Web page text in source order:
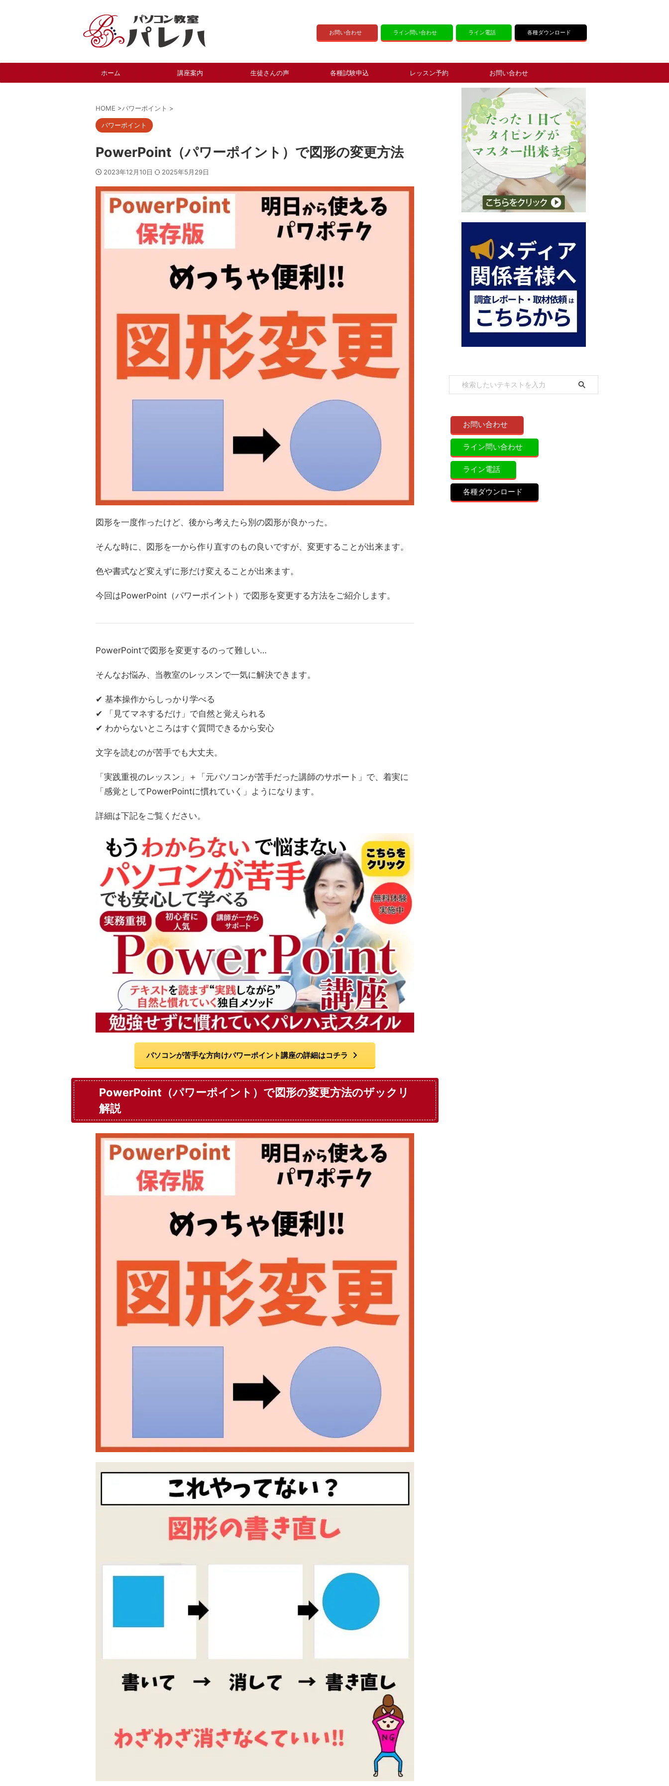
お問い合わせ ライン問い合わせ ライン電話 各種ダウンロード
ホーム 講座案内 生徒さんの声 各種試験申込 レッスン予約 お問い合わせ
HOME >パワーポイント >
パワーポイント
PowerPoint（パワーポイント）で図形の変更方法
2023年12月10日 2025年5月29日
図形を一度作ったけど、後から考えたら別の図形が良かった。
そんな時に、図形を一から作り直すのもの良いですが、変更することが出来ます。
色や書式など変えずに形だけ変えることが出来ます。
今回はPowerPoint（パワーポイント）で図形を変更する方法をご紹介します。
PowerPointで図形を変更するのって難しい…
そんなお悩み、当教室のレッスンで一気に解決できます。
✔ 基本操作からしっかり学べる
✔ 「見てマネするだけ」で自然と覚えられる
✔ わからないところはすぐ質問できるから安心
文字を読むのが苦手でも大丈夫。
「実践重視のレッスン」＋「元パソコンが苦手だった講師のサポート」で、着実に
「感覚としてPowerPointに慣れていく」ようになります。
詳細は下記をご覧ください。
パソコンが苦手な方向けパワーポイント講座の詳細はコチラ
PowerPoint（パワーポイント）で図形の変更方法のザックリ
解説
お問い合わせ
ライン問い合わせ
ライン電話
各種ダウンロード